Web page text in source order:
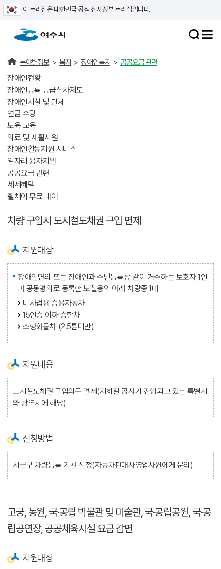
이 누리집은 대한민국 공식 전자정부 누리집입니다.
분야별정보 > 복지 > 장애인복지 > 공공요금 관련
장애인현황
장애인등록 등급심사제도
장애인시설 및 단체
연금 수당
보육 교육
의료 및 재활지원
장애인활동지원 서비스
일자리 융자지원
공공요금 관련
세제혜택
휠체어 무료 대여
차량 구입시 도시철도채권 구입 면제
지원대상
장애인면의 또는 장애인과 주민등록상 같이 거주하는 보호자 1인
과 공동명의로 등록한 보철용의 아래 차량중 1대
비사업용 승용자동차
15인승 이하 승합차
소형화물차 (2.5톤미만)
지원내용
도시철도채권 구입의무 면제(지하철 공사가 진행되고 있는 특별시
와 광역시에 해당)
신청방법
시군구 차량등록 기관 신청(자동차판매사영업사원에게 문의)
고궁, 농원, 국·공립 박물관 및 미술관, 국·공립공원, 국·공
립공연장, 공공체육시설 요금 감면
지원대상